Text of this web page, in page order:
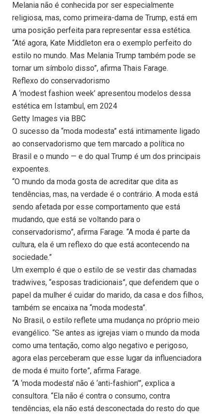
Melania não é conhecida por ser especialmente
religiosa, mas, como primeira-dama de Trump, está em
uma posição perfeita para representar essa estética.
“Até agora, Kate Middleton era o exemplo perfeito do
estilo no mundo. Mas Melania Trump também pode se
tornar um símbolo disso”, afirma Thais Farage.
Reflexo do conservadorismo
A ‘modest fashion week’ apresentou modelos dessa
estética em Istambul, em 2024
Getty Images via BBC
O sucesso da “moda modesta” está intimamente ligado
ao conservadorismo que tem marcado a política no
Brasil e o mundo — e do qual Trump é um dos principais
expoentes.
“O mundo da moda gosta de acreditar que dita as
tendências, mas, na verdade é o contrário. A moda está
sendo afetada por esse comportamento que está
mudando, que está se voltando para o
conservadorismo”, afirma Farage. “A moda é parte da
cultura, ela é um reflexo do que está acontecendo na
sociedade.”
Um exemplo é que o estilo de se vestir das chamadas
tradwives, “esposas tradicionais”, que defendem que o
papel da mulher é cuidar do marido, da casa e dos filhos,
também se encaixa na “moda modesta”.
No Brasil, o estilo reflete uma mudança no próprio meio
evangélico. “Se antes as igrejas viam o mundo da moda
como uma tentação, como algo negativo e perigoso,
agora elas perceberam que esse lugar da influenciadora
de moda é muito forte”, afirma Farage.
“A ‘moda modesta’ não é ‘anti-fashion’”, explica a
consultora. “Ela não é contra o consumo, contra
tendências, ela não está desconectada do resto do que